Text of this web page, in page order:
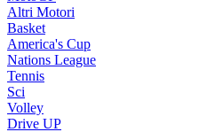
Altri Motori
Basket
America's Cup
Nations League
Tennis
Sci
Volley
Drive UP